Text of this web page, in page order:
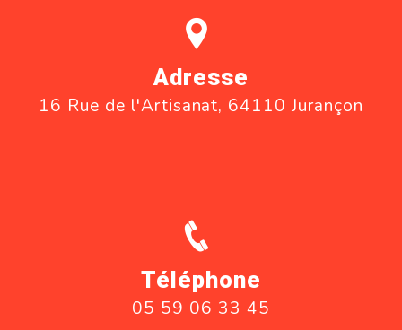
Adresse
16 Rue de l'Artisanat, 64110 Jurançon
Téléphone
05 59 06 33 45